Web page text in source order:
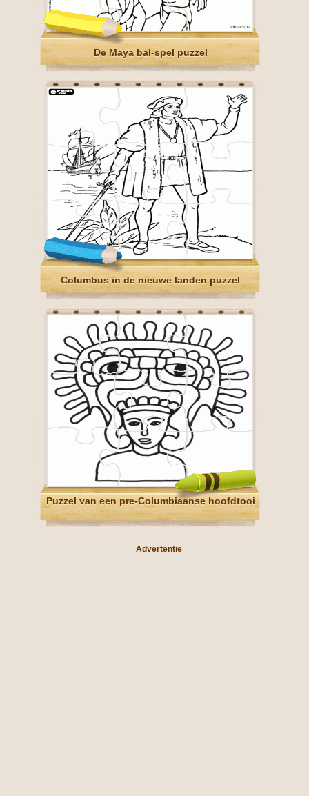
De Maya bal-spel puzzel
Columbus in de nieuwe landen puzzel
Puzzel van een pre-Columbiaanse hoofdtooi
Advertentie